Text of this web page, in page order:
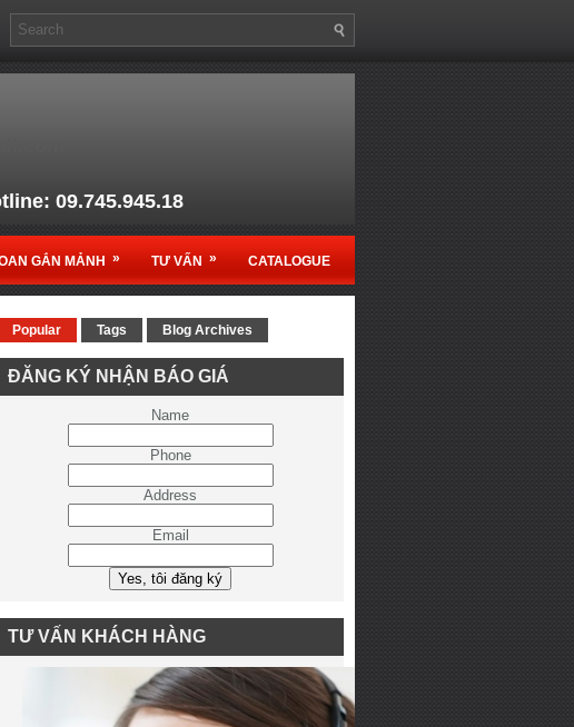
09.745.945.18
thức sản phẩm Ruko - Germany
tạiViệt Nam
GẮN MẢNH » TƯ VẤN » CATALOGUE
Popular Tags Blog Archives
ĐĂNG KÝ NHẬN BÁO GIÁ
Name
Phone
Address
Email
TƯ VẤN KHÁCH HÀNG